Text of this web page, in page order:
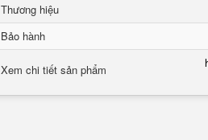
Thương hiệu
Bảo hành
Xem chi tiết sản phẩm